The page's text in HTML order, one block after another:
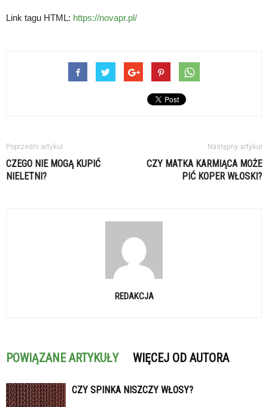
Link tagu HTML: https://novapr.pl/
Poprzedni artykuł
CZEGO NIE MOGĄ KUPIĆ
NIELETNI?
Następny artykuł
CZY MATKA KARMIĄCA MOŻE
PIĆ KOPER WŁOSKI?
REDAKCJA
POWIĄZANE ARTYKUŁY WIĘCEJ OD AUTORA
CZY SPINKA NISZCZY WŁOSY?